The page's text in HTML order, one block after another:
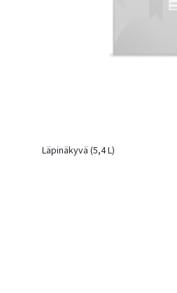
Läpinäkyvä (5,4 L)